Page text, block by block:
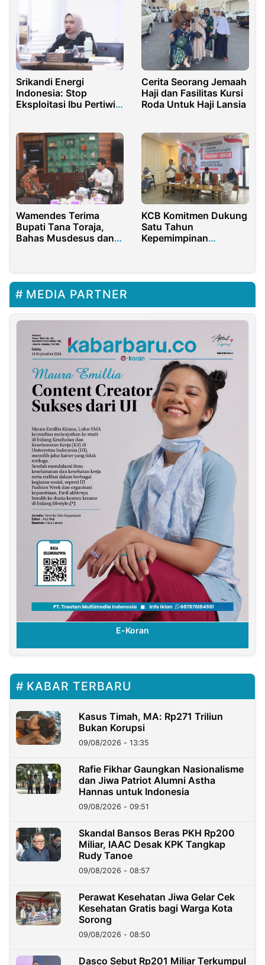
Srikandi Energi
Indonesia: Stop
Eksploitasi Ibu Pertiwi,
Cerita Seorang Jemaah
Haji dan Fasilitas Kursi
Roda Untuk Haji Lansia
Wamendes Terima
Bupati Tana Toraja,
Bahas Musdesus dan
KCB Komitmen Dukung
Satu Tahun
Kepemimpinan
MEDIA PARTNER
E-Koran
KABAR TERBARU
Kasus Timah, MA: Rp271 Triliun
Bukan Korupsi
09/08/2026 - 13:35
Rafie Fikhar Gaungkan Nasionalisme
dan Jiwa Patriot Alumni Astha
Hannas untuk Indonesia
09/08/2026 - 09:51
Skandal Bansos Beras PKH Rp200
Miliar, IAAC Desak KPK Tangkap
Rudy Tanoe
09/08/2026 - 08:57
Perawat Kesehatan Jiwa Gelar Cek
Kesehatan Gratis bagi Warga Kota
Sorong
09/08/2026 - 08:50
Dasco Sebut Rp201 Miliar Terkumpul